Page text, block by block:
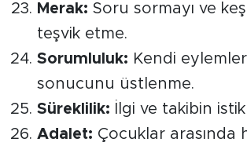
Merak: Soru sormayı ve
teşvik etme.
Sorumluluk: Kendi
sonucunu üstlenme.
Süreklilik: İlgi ve takibin
Adalet: Çocuklar arasında